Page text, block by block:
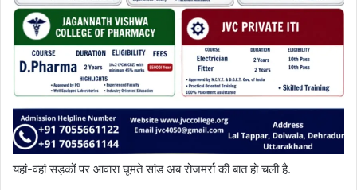
यहां-वहां सड़कों पर आवारा घूमते सांड अब रोजमर्रा की बात हो चली है.